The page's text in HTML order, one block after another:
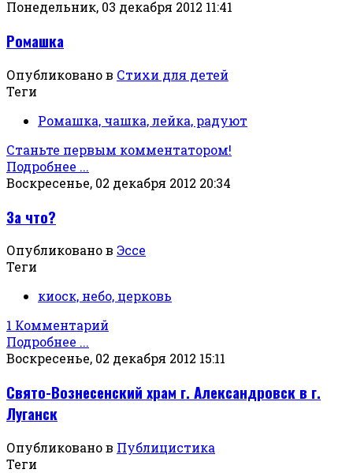
Понедельник, 03 декабря 2012 11:41
Ромашка
Опубликовано в Стихи для детей
Теги
Ромашка, чашка, лейка, радуют
Станьте первым комментатором!
Подробнее ...
Воскресенье, 02 декабря 2012 20:34
За что?
Опубликовано в Эссе
Теги
киоск, небо, церковь
1 Комментарий
Подробнее ...
Воскресенье, 02 декабря 2012 15:11
Свято-Вознесенский храм г. Александровск в г.
Луганск
Опубликовано в Публицистика
Теги